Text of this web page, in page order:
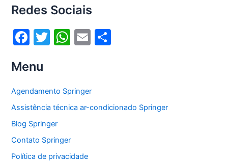
k
Redes Sociais
F
c
e
b
o
o
k
T
er
W
s
A
p
E
l
Menu
Agendamento Springer
Assistência técnica ar-condicionado Springer
Blog Springer
Contato Springer
Política de privacidade